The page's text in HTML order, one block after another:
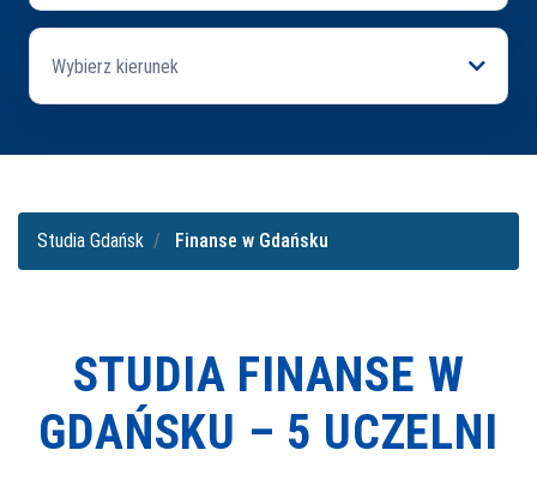
Wybierz kierunek
Studia Gdańsk Finanse w Gdańsku
STUDIA FINANSE W
GDAŃSKU – 5 UCZELNI